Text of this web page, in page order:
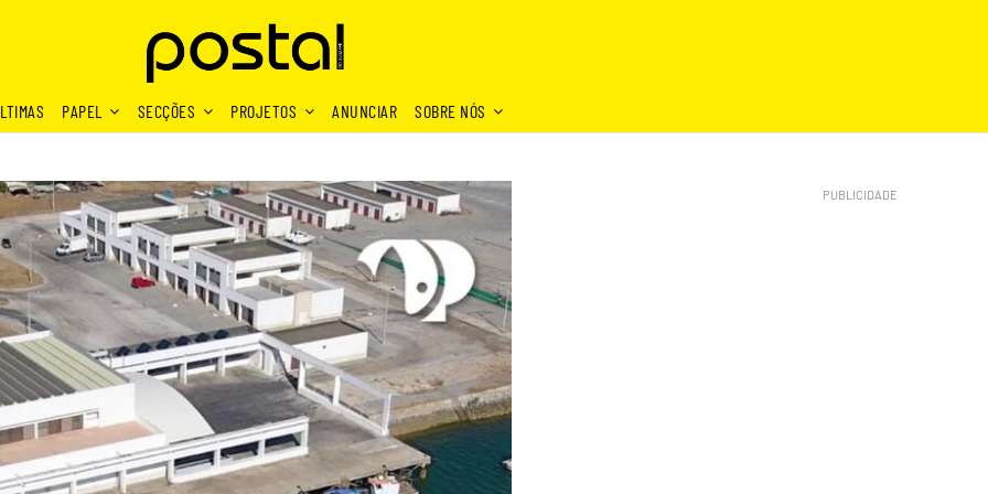
PAPEL SECÇÕES PROJETOS ANUNCIAR SOBRE NÓS